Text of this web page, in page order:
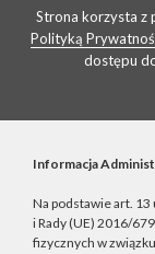
Strona korzysta z
Polityką
dostępu
Informacja
Na podstawie art.
i Rady (UE) 2016/
fizycznych w